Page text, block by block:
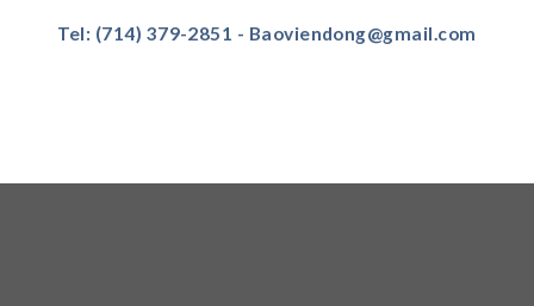
Tel: (714) 379-2851 - Baoviendong@gmail.com